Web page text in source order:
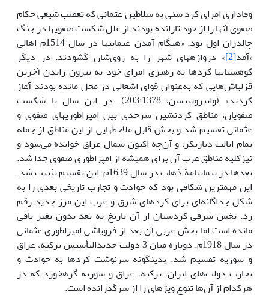
وفاداری امرای کرد سنی به سلاطین عثمانی که تعصب شیعی حکام
صفوی آن­ها را از خود تارانده بودند از علل شکست صفوی­ها در جنگ
چالدران اول بود. «هنگام آمدن عثمانی­ها در سال 1514م اهالی
«آمد[2] » دروازه­های شهر را به روی‌شان گشودند. در دیگر
کوهستان­ها کردها به رهبری امرای خود به بیرون راندن آخرین
قزلباش‌هایی که به‌عنوان قوای اشغالی در محل مانده بودند آغاز
کردند» (وان­برویین­سن، 203:1378). در این سال با شکست
صفویان، مناطق کردنشین سرحدی بین امپراطوری­های صفوی و
عثمانی تقسیم شد و بخش قابل ملاحظه­ایی از این مناطق از جمله
تمام ایالت دیاربکر، و آن‌چه اکنون شمال عراق خوانده می‌شود و
نیزکلیه مناطق غرب آن برای همیشه از امپراطوری صفوی جدا شد.
بعدها در پیمان­نامة ذهاب در سال 1639م. این تقسیم تثبیت شد.
این مهم­ترین شکافی بود که حوادث و تجارب تاریخی بعدی را به
شکل جداگانه‌ای برای کردهای شرق و غرب این مرز جدید رقم
زد. بخش شرقی کردستان از آن تاریخ به بعد بدون تغیر باقی
مانده است اما بخش غربی آن بعد از فروپاشی امپراطوری عثمانی
در سال 1918م. دوباره میان 3 دولت جدیدالتأسیس ترکیه، عراق
و سوریه تقسیم شد. بدین­گونه سرنوشت کردها به حوادث و
تجارب دولت‌های ایران، ترکیه، عراق و سوریه گره­خورد که در
هرکدام از آن‌ها تنوع ویژه­ای را از سرگذرانده است.